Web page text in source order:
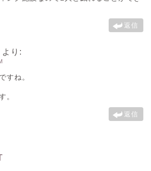
返信
より:
すね。
。
返信